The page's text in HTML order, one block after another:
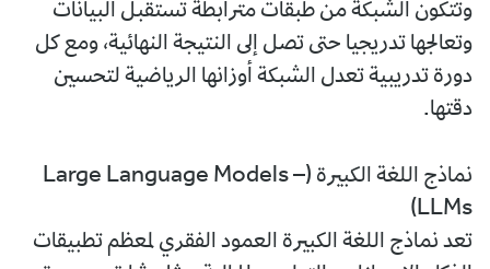
وتتكون الشبكة من طبقات مترابطة تستقبل البيانات
وتعالجها تدريجيا حتى تصل إلى النتيجة النهائية، ومع كل
دورة تدريبية تعدل الشبكة أوزانها الرياضية لتحسين
دقتها.
نماذج اللغة الكبيرة (Large Language Models –
LLMs)
تعد نماذج اللغة الكبيرة العمود الفقري لمعظم تطبيقات